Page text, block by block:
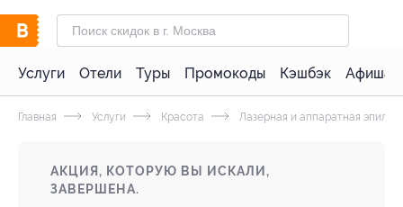
Услуги Отели Туры Промокоды Кэшбэк Афиша
Главная Услуги Красота Лазерная и аппаратная
АКЦИЯ, КОТОРУЮ ВЫ ИСКАЛИ,
ЗАВЕРШЕНА.